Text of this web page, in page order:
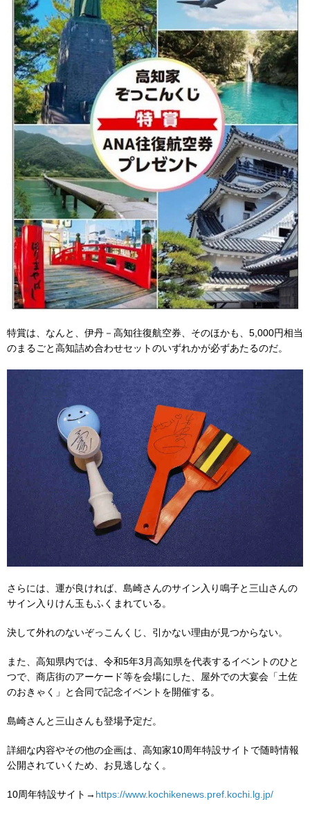
特賞は、なんと、伊丹－高知往復航空券、そのほかも、5,000円相当
のまるごと高知詰め合わせセットのいずれかが必ずあたるのだ。
さらには、運が良ければ、島崎さんのサイン入り鳴子と三山さんの
サイン入りけん玉もふくまれている。
決して外れのないぞっこんくじ、引かない理由が見つからない。
また、高知県内では、令和5年3月高知県を代表するイベントのひと
つで、商店街のアーケード等を会場にした、屋外での大宴会「土佐
のおきゃく」と合同で記念イベントを開催する。
島崎さんと三山さんも登場予定だ。
詳細な内容やその他の企画は、高知家10周年特設サイトで随時情報
公開されていくため、お見逃しなく。
10周年特設サイト→ https://www.kochikenews.pref.kochi.lg.jp/